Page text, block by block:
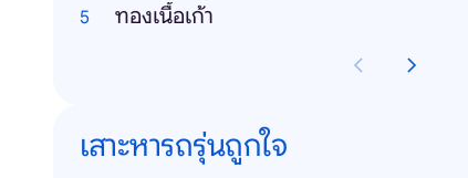
ทองเนื้อเก้า
เสาะหารถรุ่นถูกใจ